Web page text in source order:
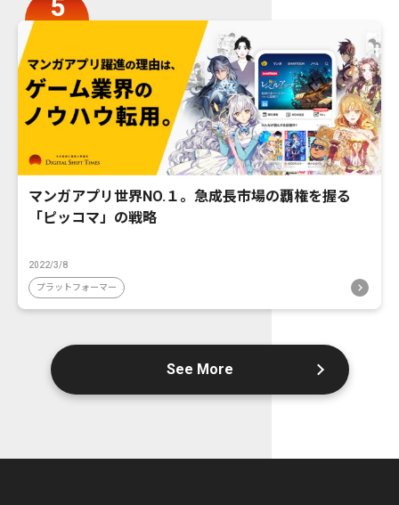
マンガアプリ世界NO.１。急成長市場の覇権を握る
「ピッコマ」の戦略
2022/3/8
プラットフォーマー
See More